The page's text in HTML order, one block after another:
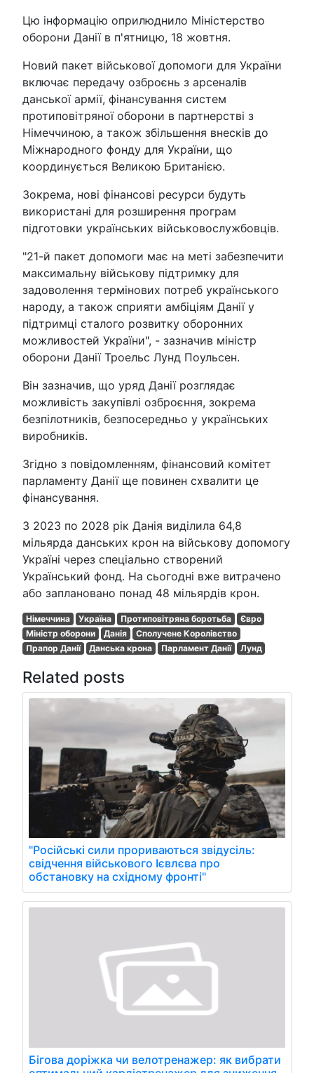
Цю інформацію оприлюднило Міністерство
оборони Данії в п'ятницю, 18 жовтня.
Новий пакет військової допомоги для України
включає передачу озброєнь з арсеналів
данської армії, фінансування систем
протиповітряної оборони в партнерстві з
Німеччиною, а також збільшення внесків до
Міжнародного фонду для України, що
координується Великою Британією.
Зокрема, нові фінансові ресурси будуть
використані для розширення програм
підготовки українських військовослужбовців.
"21-й пакет допомоги має на меті забезпечити
максимальну військову підтримку для
задоволення термінових потреб українського
народу, а також сприяти амбіціям Данії у
підтримці сталого розвитку оборонних
можливостей України", - зазначив міністр
оборони Данії Троельс Лунд Поульсен.
Він зазначив, що уряд Данії розглядає
можливість закупівлі озброєння, зокрема
безпілотників, безпосередньо у українських
виробників.
Згідно з повідомленням, фінансовий комітет
парламенту Данії ще повинен схвалити це
фінансування.
З 2023 по 2028 рік Данія виділила 64,8
мільярда данських крон на військову допомогу
Україні через спеціально створений
Український фонд. На сьогодні вже витрачено
або заплановано понад 48 мільярдів крон.
Німеччина Україна Протиповітряна боротьба
Євро
Міністр оборони
Данія
Сполучене Королівство
Прапор Данії
Данська крона Парламент Данії Лунд
Related posts
"Російські сили прориваються звідусіль:
свідчення військового Ієвлєва про
обстановку на східному фронті"
Бігова доріжка чи велотренажер: як вибрати